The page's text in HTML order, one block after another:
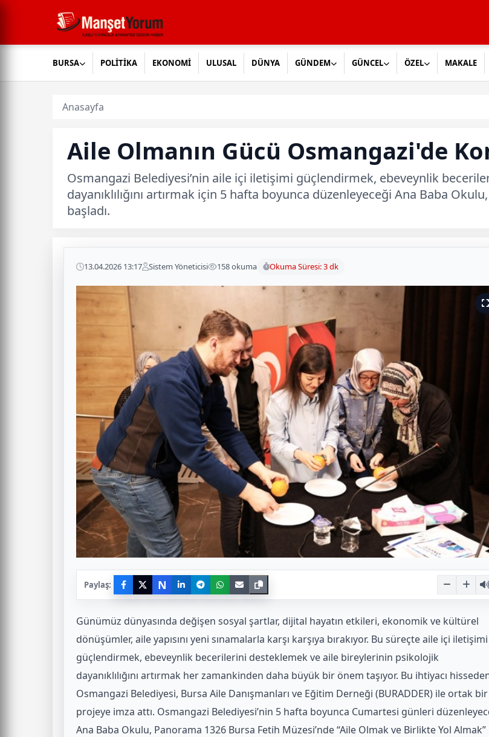
BURSA POLİTİKA EKONOMİ ULUSAL DÜNYA GÜNDEM GÜNCEL ÖZEL MAKALE
Anasayfa
Aile Olmanın Gücü Osmangazi'de
Osmangazi Belediyesi’nin aile içi iletişimi güçlendirmek, ebeveynlik
dayanıklılığını artırmak için 5 hafta boyunca düzenleyeceği Ana Baba
başladı.
13.04.2026 13:17 Sistem Yöneticisi 158 okuma Okuma Süresi: 3 dk
Paylaş: N
Günümüz dünyasında değişen sosyal şartlar, dijital hayatın etkileri, ekonomik ve kültürel
dönüşümler, aile yapısını yeni sınamalarla karşı karşıya bırakıyor. Bu süreçte aile içi iletişimi
güçlendirmek, ebeveynlik becerilerini desteklemek ve aile bireylerinin psikolojik
dayanıklılığını artırmak her zamankinden daha büyük bir önem taşıyor. Bu ihtiyacı
Osmangazi Belediyesi, Bursa Aile Danışmanları ve Eğitim Derneği (BURADDER) ile ortak bir
projeye imza attı. Osmangazi Belediyesi’nin 5 hafta boyunca Cumartesi günleri
Ana Baba Okulu, Panorama 1326 Bursa Fetih Müzesi’nde “Aile Olmak ve Birlikte Yol Almak”